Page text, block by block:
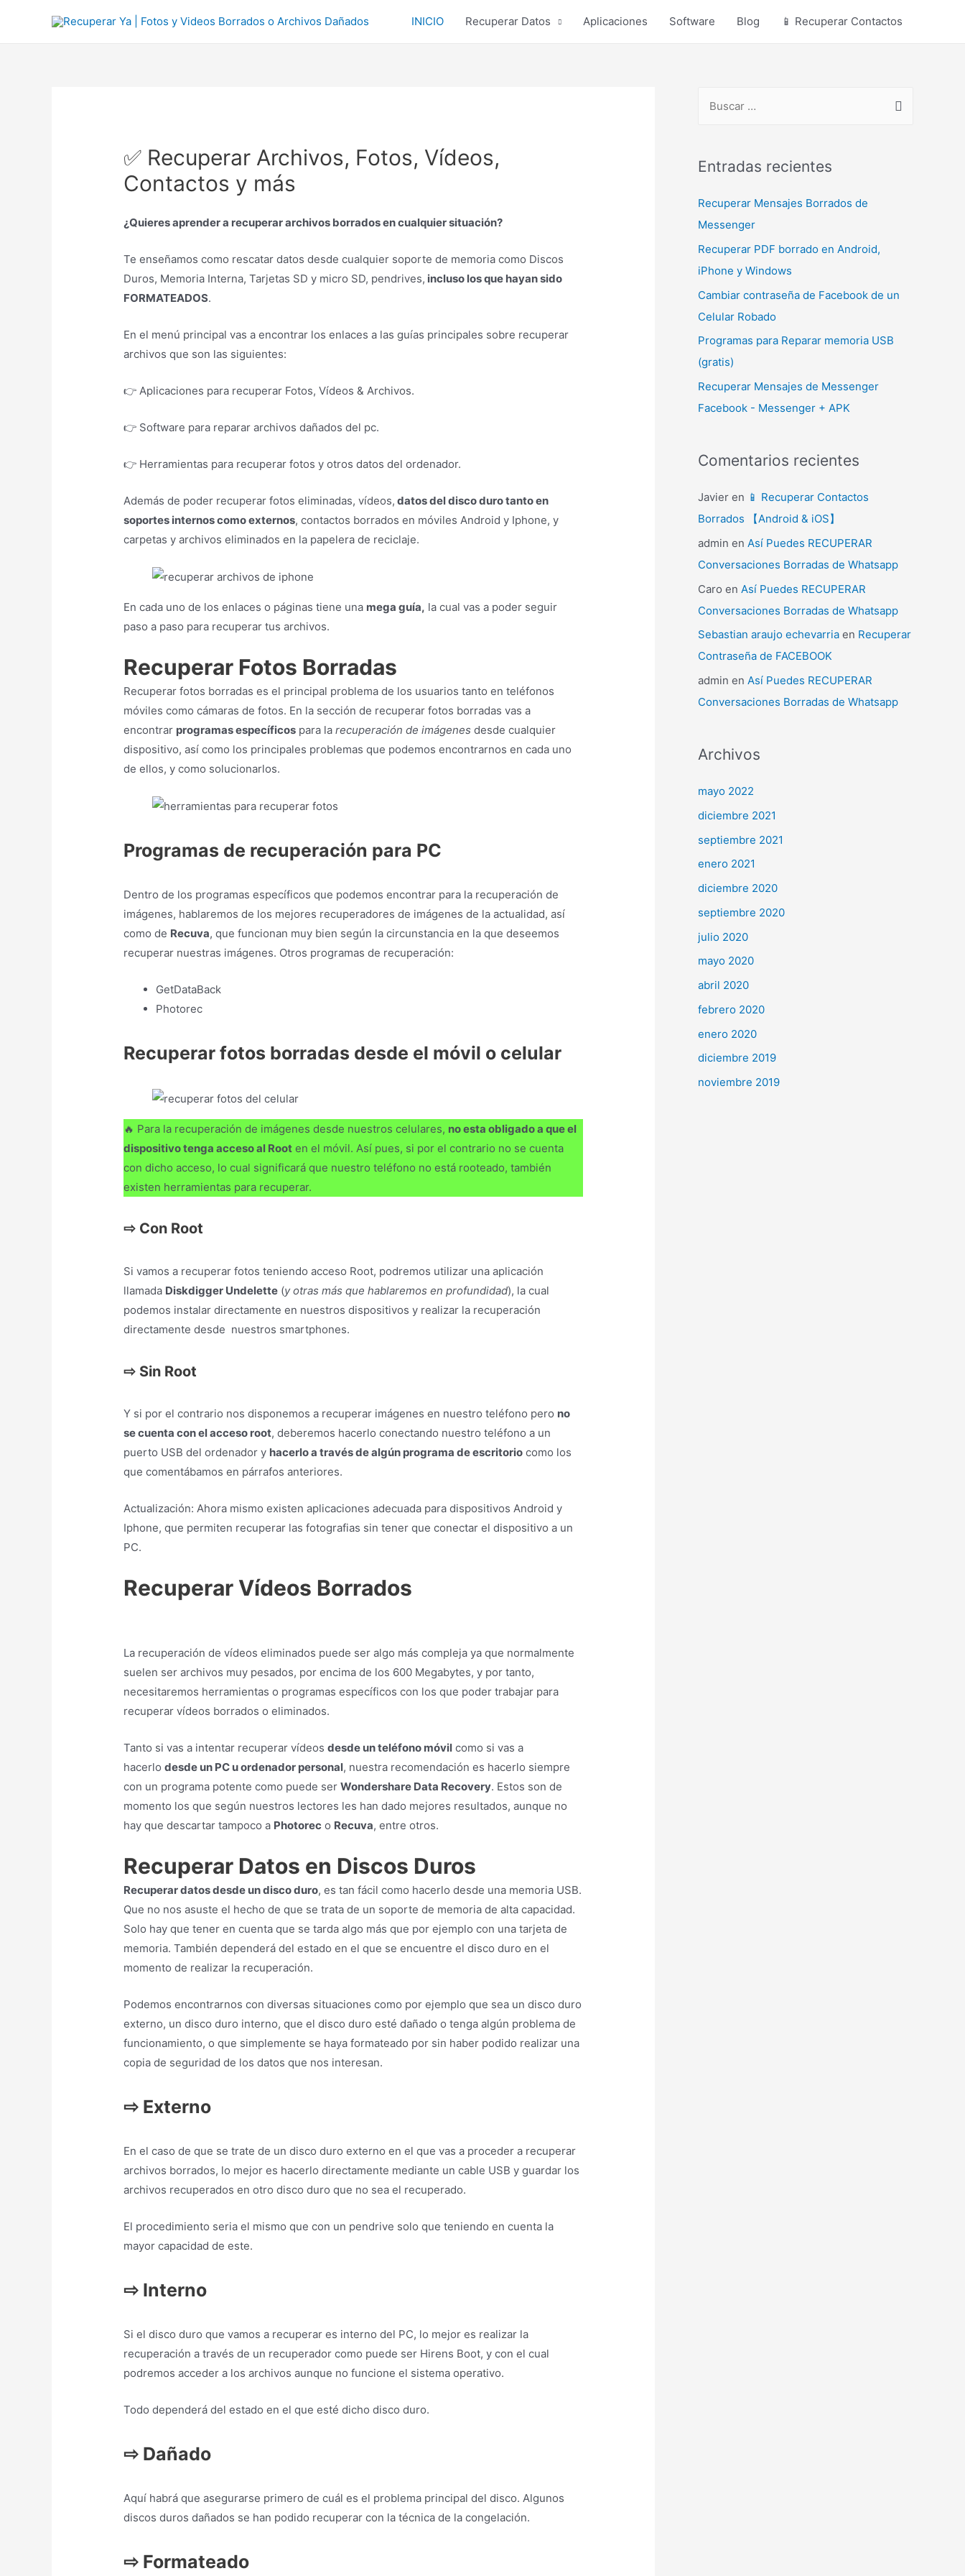
INICIO Recuperar Datos Aplicaciones Software Blog 📱 Recuperar Contactos
✅ Recuperar Archivos, Fotos, Vídeos,
Contactos y más
¿Quieres aprender a recuperar archivos borrados en cualquier situación?
Te enseñamos como rescatar datos desde cualquier soporte de memoria como Discos
Duros, Memoria Interna, Tarjetas SD y micro SD, pendrives, incluso los que hayan sido
FORMATEADOS.
En el menú principal vas a encontrar los enlaces a las guías principales sobre recuperar
archivos que son las siguientes:
👉 Aplicaciones para recuperar Fotos, Vídeos & Archivos.
👉 Software para reparar archivos dañados del pc.
👉 Herramientas para recuperar fotos y otros datos del ordenador.
Además de poder recuperar fotos eliminadas, vídeos, datos del disco duro tanto en
soportes internos como externos, contactos borrados en móviles Android y Iphone, y
carpetas y archivos eliminados en la papelera de reciclaje.
En cada uno de los enlaces o páginas tiene una mega guía, la cual vas a poder seguir
paso a paso para recuperar tus archivos.
Recuperar Fotos Borradas
Recuperar fotos borradas es el principal problema de los usuarios tanto en teléfonos
móviles como cámaras de fotos. En la sección de recuperar fotos borradas vas a
encontrar programas específicos para larecuperación de imágenes desde cualquier
dispositivo, así como los principales problemas que podemos encontrarnos en cada uno
de ellos, y como solucionarlos.
Programas de recuperación para PC
Dentro de los programas específicos que podemos encontrar para la recuperación de
imágenes, hablaremos de los mejores recuperadores de imágenes de la actualidad, así
como de Recuva, que funcionan muy bien según la circunstancia en la que deseemos
recuperar nuestras imágenes. Otros programas de recuperación:
GetDataBack
Photorec
Recuperar fotos borradas desde el móvil o celular
🔥 Para la recuperación de imágenes desde nuestros celulares, no esta obligado a que el
dispositivo tenga acceso al Root en el móvil. Así pues, si por el contrario no se cuenta
con dicho acceso, lo cual significará que nuestro teléfono no está rooteado, también
existen herramientas para recuperar.
⇨ Con Root
Si vamos a recuperar fotos teniendo acceso Root, podremos utilizar una aplicación
llamada Diskdigger Undelette (y otras más que hablaremos en profundidad), la cual
podemos instalar directamente en nuestros dispositivos y realizar la recuperación
directamente desde nuestros smartphones.
⇨ Sin Root
Y si por el contrario nos disponemos a recuperar imágenes en nuestro teléfono pero no
se cuenta con el acceso root, deberemos hacerlo conectando nuestro teléfono a un
puerto USB del ordenador y hacerlo a través de algún programa de escritorio como los
que comentábamos en párrafos anteriores.
Actualización: Ahora mismo existen aplicaciones adecuada para dispositivos Android y
Iphone, que permiten recuperar las fotografias sin tener que conectar el dispositivo a un
PC.
Recuperar Vídeos Borrados
La recuperación de vídeos eliminados puede ser algo más compleja ya que normalmente
suelen ser archivos muy pesados, por encima de los 600 Megabytes, y por tanto,
necesitaremos herramientas o programas específicos con los que poder trabajar para
recuperar vídeos borrados o eliminados.
Tanto si vas a intentar recuperar vídeosdesde un teléfono móvil como si vas a
hacerlodesde un PC u ordenador personal, nuestra recomendación es hacerlo siempre
con un programa potente como puede serWondershare Data Recovery. Estos son de
momento los que según nuestros lectores les han dado mejores resultados, aunque no
hay que descartar tampoco a Photorec o Recuva, entre otros.
Recuperar Datos en Discos Duros
Recuperar datos desde un disco duro, es tan fácil como hacerlo desde una memoria USB.
Que no nos asuste el hecho de que se trata de un soporte de memoria de alta capacidad.
Solo hay que tener en cuenta que se tarda algo más que por ejemplo con una tarjeta de
memoria. También dependerá del estado en el que se encuentre el disco duro en el
momento de realizar la recuperación.
Podemos encontrarnos con diversas situaciones como por ejemplo que sea un disco duro
externo, un disco duro interno, que el disco duro esté dañado o tenga algún problema de
funcionamiento, o que simplemente se haya formateado por sin haber podido realizar una
copia de seguridad de los datos que nos interesan.
⇨ Externo
En el caso de que se trate de un disco duro externo en el que vas a proceder a recuperar
archivos borrados, lo mejor es hacerlo directamente mediante un cable USB y guardar los
archivos recuperados en otro disco duro que no sea el recuperado.
El procedimiento seria el mismo que con un pendrive solo que teniendo en cuenta la
mayor capacidad de este.
⇨ Interno
Si el disco duro que vamos a recuperar es interno del PC, lo mejor es realizar la
recuperación a través de un recuperador como puede ser Hirens Boot, y con el cual
podremos acceder a los archivos aunque no funcione el sistema operativo.
Todo dependerá del estado en el que esté dicho disco duro.
⇨ Dañado
Aquí habrá que asegurarse primero de cuál es el problema principal del disco. Algunos
discos duros dañados se han podido recuperar con la técnica de la congelación.
⇨ Formateado
c
r
p
o
r
:
Entradas recientes
Recuperar Mensajes Borrados de
Messenger
Recuperar PDF borrado en Android,
iPhone y Windows
Cambiar contraseña de Facebook de un
Celular Robado
Programas para Reparar memoria USB
(gratis)
Recuperar Mensajes de Messenger
Facebook - Messenger + APK
Comentarios recientes
Javier en 📱 Recuperar Contactos
Borrados 【Android & iOS】
admin en Así Puedes RECUPERAR
Conversaciones Borradas de Whatsapp
Caro en Así Puedes RECUPERAR
Conversaciones Borradas de Whatsapp
Sebastian araujo echevarria en Recuperar
Contraseña de FACEBOOK
admin en Así Puedes RECUPERAR
Conversaciones Borradas de Whatsapp
Archivos
mayo 2022
diciembre 2021
septiembre 2021
enero 2021
diciembre 2020
septiembre 2020
julio 2020
mayo 2020
abril 2020
febrero 2020
enero 2020
diciembre 2019
noviembre 2019